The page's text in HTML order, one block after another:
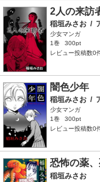
2人の来訪
稲垣みさお /
少女マンガ
1巻
300pt
レビュー投稿数0
闇色少年
稲垣みさお /
少女マンガ
1巻
300pt
レビュー投稿数0
恐怖の薬
稲垣みさお